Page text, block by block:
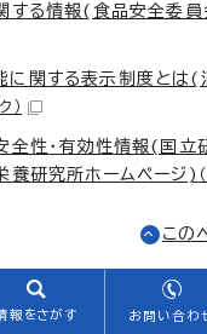
関する情報(食品安全委
に関する表示制度とは(
）
安全性・有効性情報(国
養研究所ホームページ)
この
するお問い合わせ
報をさがす お問い合わ